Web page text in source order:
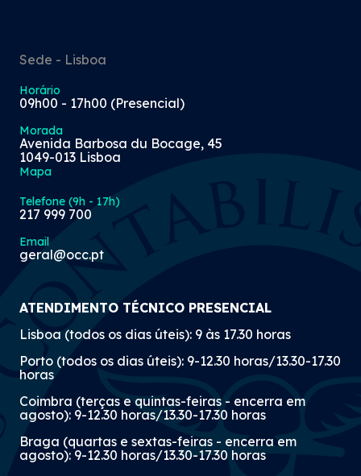
Sede - Lisboa
Horário
09h00 - 17h00 (Presencial)
Morada
Avenida Barbosa du Bocage, 45
1049-013 Lisboa
Mapa
Telefone (9h - 17h)
217 999 700
Email
geral@occ.pt
ATENDIMENTO TÉCNICO PRESENCIAL
Lisboa (todos os dias úteis): 9 às 17.30 horas
Porto (todos os dias úteis): 9-12.30 horas/13.30-17.30
horas
Coimbra (terças e quintas-feiras - encerra em
agosto): 9-12.30 horas/13.30-17.30 horas
Braga (quartas e sextas-feiras - encerra em
agosto): 9-12.30 horas/13.30-17.30 horas